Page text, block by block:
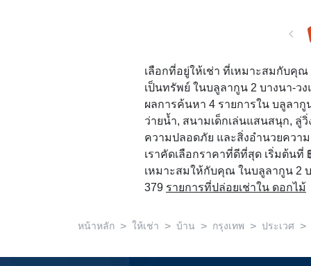
เลือกที่อยู่ให้เช่า ที่เหมาะสมกับคุ
เป็นทรัพย์ ในบลูลากูน 2 บางนา-ว
ผลการค้นหา 4 รายการใน บลูลา
ว่ายน้ำ, สนามเด็กเล่นแสนสนุก, ลู่
ความปลอดภัย และสิ่งอำนวยควา
เราคัดเลือกราคาที่ดีที่สุด เริ่มต้นที่
เหมาะสมให้กับคุณ ในบลูลากูน 2
379 รายการที่ปล่อยเช่าใน ดอกไม้
หน้าหลัก > ให้เช่า > บ้าน > กรุงเทพ > ประเวศ >